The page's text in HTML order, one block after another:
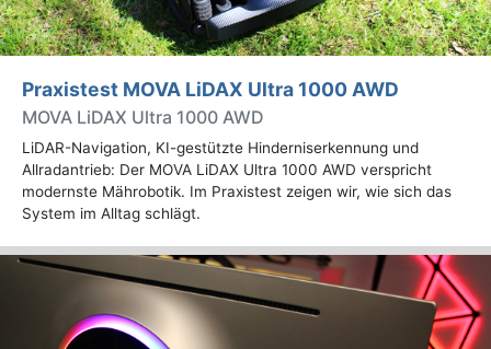
Praxistest MOVA LiDAX Ultra 1000 AWD
MOVA LiDAX Ultra 1000 AWD
LiDAR-Navigation, KI-gestützte Hinderniserkennung und
Allradantrieb: Der MOVA LiDAX Ultra 1000 AWD verspricht
modernste Mährobotik. Im Praxistest zeigen wir, wie sich das
System im Alltag schlägt.